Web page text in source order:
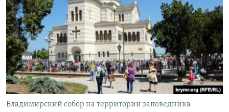
Владимирский собор на территории заповедника